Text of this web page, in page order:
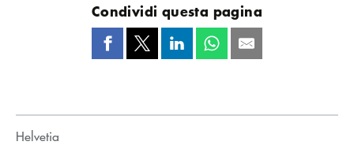
Condividi questa pagina
Helvetia